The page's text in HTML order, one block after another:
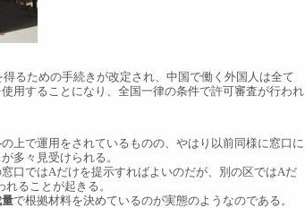
るための手続きが改定され、中国で働く外国人は全て
用することになり、全国一律の条件で許可審査が行われ
上で運用をされているものの、やはり以前同様に窓口に
多々見受けられる。
口ではAだけを提示すればよいのだが、別の区ではAだ
ることが起きる。
で根拠材料を決めているのが実態のようなのである。